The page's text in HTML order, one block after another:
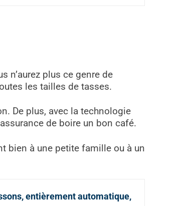
n’aurez plus ce genre de
les tailles de tasses.
De plus, avec la technologie
de boire un bon café.
bien à une petite famille ou à un
entièrement automatique,